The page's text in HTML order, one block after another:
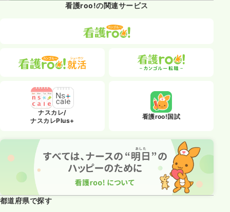
看護roo!の関連サービス
ナスカレ/
ナスカレPlus+
看護roo!国試
都道府県で探す